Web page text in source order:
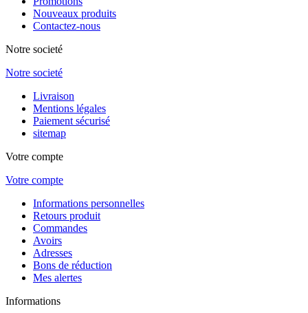
Nouveaux produits
Contactez-nous
Notre societé
Notre societé
Livraison
Mentions légales
Paiement sécurisé
sitemap
Votre compte
Votre compte
Informations personnelles
Retours produit
Commandes
Avoirs
Adresses
Bons de réduction
Mes alertes
Informations